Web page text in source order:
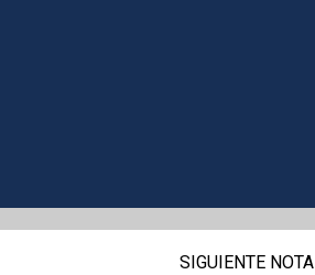
SIGUIENTE NOTA